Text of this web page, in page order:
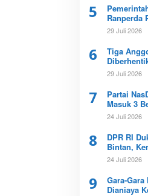
5
Ranperda
Kesehatan
Kepri
29 Juli 2026
6
Tiga
Buntut
Icha
29 Juli 2026
7
Partai
Masuk 3
2029
24 Juli 2026
8
DPR RI
Bintan,
Imigrasi
Ulang
24 Juli 2026
9
Gara-Gara
Dianiaya